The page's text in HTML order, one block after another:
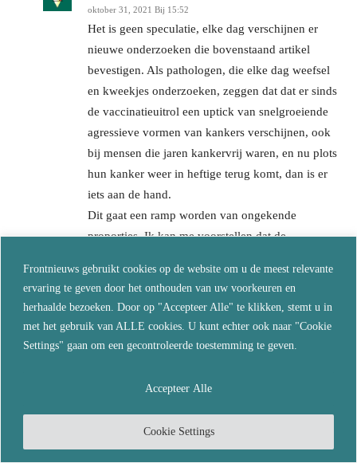
Frontnieuws gebruikt cookies op de website om u de meest relevante
ervaring te geven door het onthouden van uw voorkeuren en
herhaalde bezoeken. Door op "Accepteer Alle" te klikken, stemt u in
met het gebruik van ALLE cookies. U kunt echter ook naar "Cookie
Settings" gaan om een gecontroleerde toestemming te geven.
Cookie Settings
Accepteer Alle
oktober 31, 2021 Bij 15:52
Het is geen speculatie, elke dag verschijnen er
nieuwe onderzoeken die bovenstaand artikel
bevestigen. Als pathologen, die elke dag weefsel
en kweekjes onderzoeken, zeggen dat dat er sinds
de vaccinatieuitrol een uptick van snelgroeiende
agressieve vormen van kankers verschijnen, ook
bij mensen die jaren kankervrij waren, en nu plots
hun kanker weer in heftige terug komt, dan is er
iets aan de hand.
Dit gaat een ramp worden van ongekende
proporties. Ik kan me voorstellen dat de
niet aan wil, maar daarmee gaan ze niet weg.
bijten.
oktober 30, 2021 Bij 10:42
Kennis van me: Twee maal gevaxed. Kreeg paar
maanden daarna pijn aan linkerlong.